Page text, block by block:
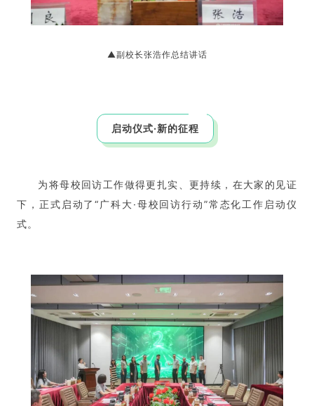
▲副校长张浩作总结讲话
启动仪式·新的征程
为将母校回访工作做得更扎实、更持续，在大家的见证
下，正式启动了“广科大·母校回访行动”常态化工作启动仪
式。